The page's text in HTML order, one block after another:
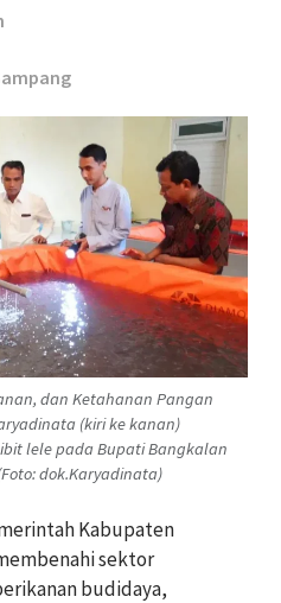
dan Ketahanan Pangan
(kiri ke kanan)
lele pada Bupati Bangkalan
dok.Karyadinata)
Kabupaten
sektor
budidaya,